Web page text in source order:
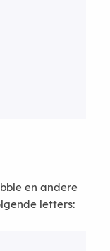
en andere
letters: